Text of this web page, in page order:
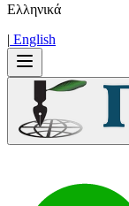
Ελληνικά
| Εnglish